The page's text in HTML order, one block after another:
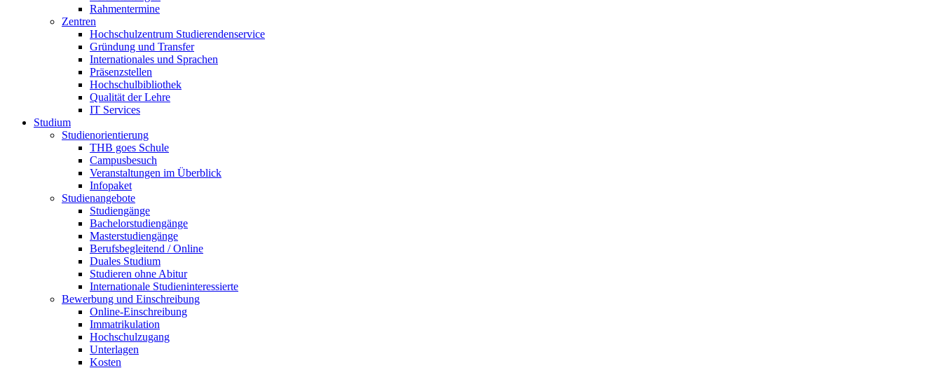
Rahmentermine
Zentren
Hochschulzentrum Studierendenservice
Gründung und Transfer
Internationales und Sprachen
Präsenzstellen
Hochschulbibliothek
Qualität der Lehre
IT Services
Studium
Studienorientierung
THB goes Schule
Campusbesuch
Veranstaltungen im Überblick
Infopaket
Studienangebote
Studiengänge
Bachelorstudiengänge
Masterstudiengänge
Berufsbegleitend / Online
Duales Studium
Studieren ohne Abitur
Internationale Studieninteressierte
Bewerbung und Einschreibung
Online-Einschreibung
Immatrikulation
Hochschulzugang
Unterlagen
Kosten